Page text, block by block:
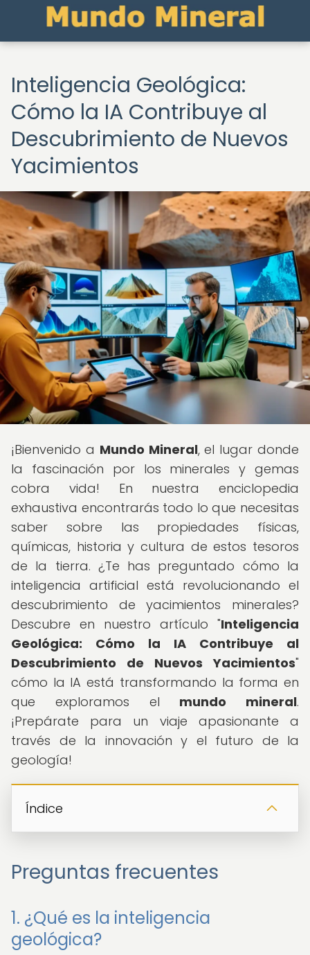
Inteligencia Geológica:
Cómo la IA Contribuye al
Descubrimiento de Nuevos
Yacimientos
¡Bienvenido a Mundo Mineral, el lugar donde
la fascinación por los minerales y gemas
cobra vida! En nuestra enciclopedia
exhaustiva encontrarás todo lo que necesitas
saber sobre las propiedades físicas,
químicas, historia y cultura de estos tesoros
de la tierra. ¿Te has preguntado cómo la
inteligencia artificial está revolucionando el
descubrimiento de yacimientos minerales?
Descubre en nuestro artículo "Inteligencia
Geológica: Cómo la IA Contribuye al
Descubrimiento de Nuevos Yacimientos"
cómo la IA está transformando la forma en
que exploramos el mundo mineral.
¡Prepárate para un viaje apasionante a
través de la innovación y el futuro de la
geología!
Índice
Preguntas frecuentes
1. ¿Qué es la inteligencia
geológica?